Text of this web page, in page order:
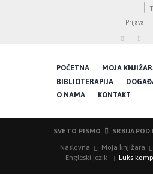
Prijava
POČETNA
MOJA
BIBLIOTERAPIJA
O NAMA
KONTAKT
SVETO PISMO SRBIJA
Naslovna Moja knjižara
Engleski jezik
Luks